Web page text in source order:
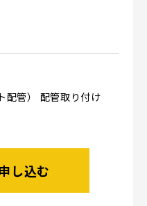
配管） 配管取り付け
し込む